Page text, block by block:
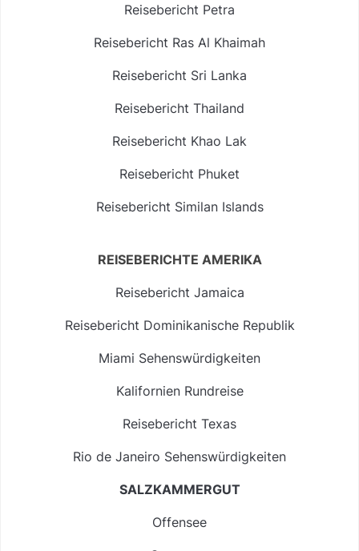
Reisebericht Petra
Reisebericht Ras Al Khaimah
Reisebericht Sri Lanka
Reisebericht Thailand
Reisebericht Khao Lak
Reisebericht Phuket
Reisebericht Similan Islands
REISEBERICHTE AMERIKA
Reisebericht Jamaica
Reisebericht Dominikanische Republik
Miami Sehenswürdigkeiten
Kalifornien Rundreise
Reisebericht Texas
Rio de Janeiro Sehenswürdigkeiten
SALZKAMMERGUT
Offensee